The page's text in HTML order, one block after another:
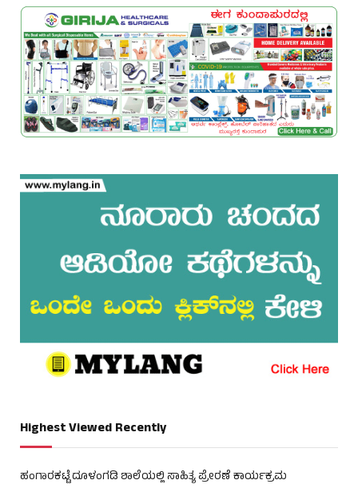
Highest Viewed Recently
ಹಂಗಾರಕಟ್ಟೆ ದೂಳಂಗಡಿ ಶಾಲೆಯಲ್ಲಿ ಸಾಹಿತ್ಯ ಪ್ರೇರಣೆ ಕಾರ್ಯಕ್ರಮ